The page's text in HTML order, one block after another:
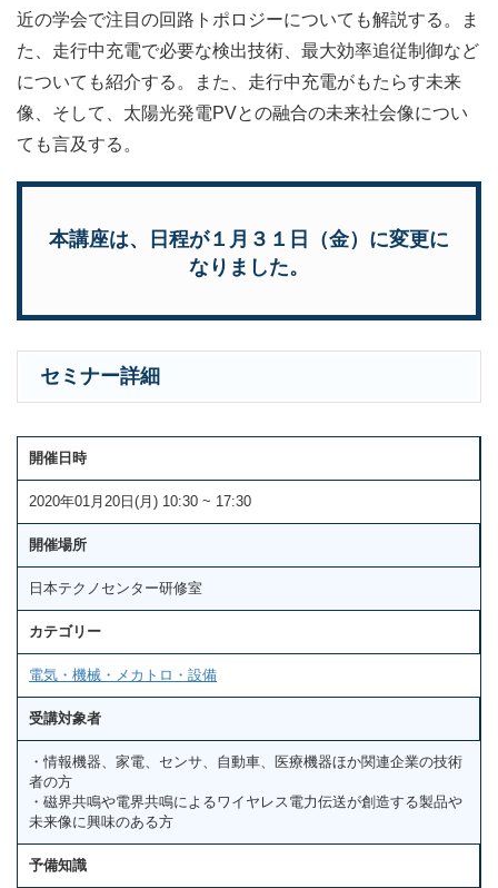
近の学会で注目の回路トポロジーについても解説する。ま
た、走行中充電で必要な検出技術、最大効率追従制御など
についても紹介する。また、走行中充電がもたらす未来
像、そして、太陽光発電PVとの融合の未来社会像につい
ても言及する。
本講座は、日程が１月３１日（金）に変更に
なりました。
セミナー詳細
開催日時
2020年01月20日(月) 10:30 ~ 17:30
開催場所
日本テクノセンター研修室
カテゴリー
電気・機械・メカトロ・設備
受講対象者
・情報機器、家電、センサ、自動車、医療機器ほか関連企業の技術
者の方
・磁界共鳴や電界共鳴によるワイヤレス電力伝送が創造する製品や
未来像に興味のある方
予備知識